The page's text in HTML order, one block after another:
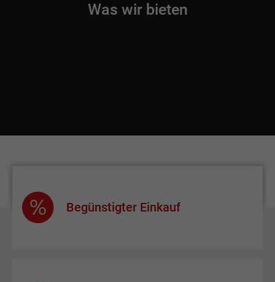
Was wir bieten
Begünstigter Einkauf